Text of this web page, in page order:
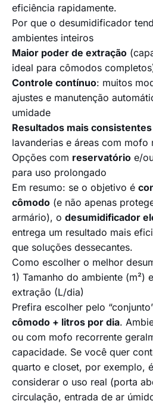
eficiência rapidamente.
Por que o desumidificador
ambientes inteiros
Maior poder de extração
ideal para cômodos
Controle contínuo: muitos
ajustes e manutenção
umidade
Resultados mais consistentes
lavanderias e áreas com mofo
Opções com reservatório e/
para uso prolongado
Em resumo: se o objetivo é
cômodo (e não apenas
armário), o desumidificador
entrega um resultado mais
que soluções dessecantes.
Como escolher o melhor
1) Tamanho do ambiente (m²)
extração (L/dia)
Prefira escolher pelo
cômodo + litros por dia.
ou com mofo recorrente
capacidade. Se você quer
quarto e closet, por exemplo,
considerar o uso real (porta
circulação, entrada de ar